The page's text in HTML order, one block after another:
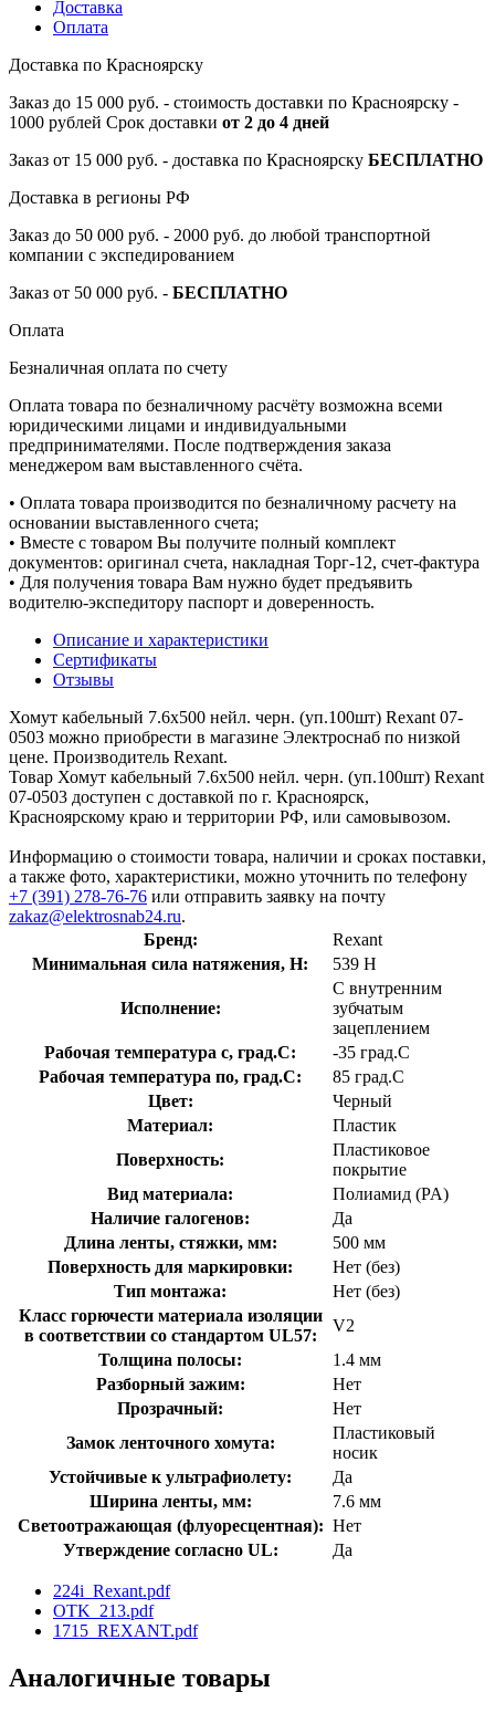
Доставка
Оплата
Доставка по Красноярску
Заказ до 15 000 руб. - стоимость доставки по Красноярску -
1000 рублей Срок доставки от 2 до 4 дней
Заказ от 15 000 руб. - доставка по Красноярску БЕСПЛАТНО
Доставка в регионы РФ
Заказ до 50 000 руб. - 2000 руб. до любой транспортной
компании с экспедированием
Заказ от 50 000 руб. - БЕСПЛАТНО
Оплата
Безналичная оплата по счету
Оплата товара по безналичному расчёту возможна всеми
юридическими лицами и индивидуальными
предпринимателями. После подтверждения заказа
менеджером вам выставленного счёта.
• Оплата товара производится по безналичному расчету на
основании выставленного счета;
• Вместе с товаром Вы получите полный комплект
документов: оригинал счета, накладная Торг-12, счет-фактура
• Для получения товара Вам нужно будет предъявить
водителю-экспедитору паспорт и доверенность.
Описание и характеристики
Сертификаты
Отзывы
Хомут кабельный 7.6х500 нейл. черн. (уп.100шт) Rexant 07-
0503 можно приобрести в магазине Электроснаб по низкой
цене. Производитель Rexant.
Товар Хомут кабельный 7.6х500 нейл. черн. (уп.100шт) Rexant
07-0503 доступен с доставкой по г. Красноярск,
Красноярскому краю и территории РФ, или самовывозом.
Информацию о стоимости товара, наличии и сроках поставки,
а также фото, характеристики, можно уточнить по телефону
+7 (391) 278-76-76 или отправить заявку на почту
zakaz@elektrosnab24.ru.
Бренд:
Rexant
Минимальная сила натяжения, Н:
539 Н
Исполнение:
С внутренним
зубчатым
зацеплением
Рабочая температура с, град.C:
-35 град.C
Рабочая температура по, град.C:
85 град.C
Цвет:
Черный
Материал:
Пластик
Поверхность:
Пластиковое
покрытие
Вид материала:
Полиамид (PA)
Наличие галогенов:
Да
Длина ленты, стяжки, мм:
500 мм
Поверхность для маркировки:
Нет (без)
Тип монтажа:
Нет (без)
Класс горючести материала изоляции
в соответствии со стандартом UL57:
V2
Толщина полосы:
1.4 мм
Разборный зажим:
Нет
Прозрачный:
Нет
Замок ленточного хомута:
Пластиковый
носик
Устойчивые к ультрафиолету:
Да
Ширина ленты, мм:
7.6 мм
Светоотражающая (флуоресцентная): Нет
Утверждение согласно UL:
Да
224i_Rexant.pdf
OTK_213.pdf
1715_REXANT.pdf
Аналогичные товары